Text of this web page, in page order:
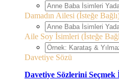
Damadın Ailesi (İsteğe
Aile Soy İsimleri (İsteğe
Davetiye Sözü
Davetiye Sözlerini Seçmek